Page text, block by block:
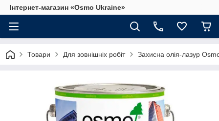
Інтернет-магазин «Osmo Ukraine»
Товари Для зовнішніх робіт Захисна олія-лазур